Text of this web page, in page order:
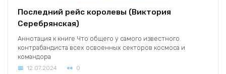
Последний рейс королевы (Виктория
Серебрянская)
Аннотация к книге Что общего у самого известного
контрабандиста всех освоенных секторов космоса и
командора
12.07.2024 0